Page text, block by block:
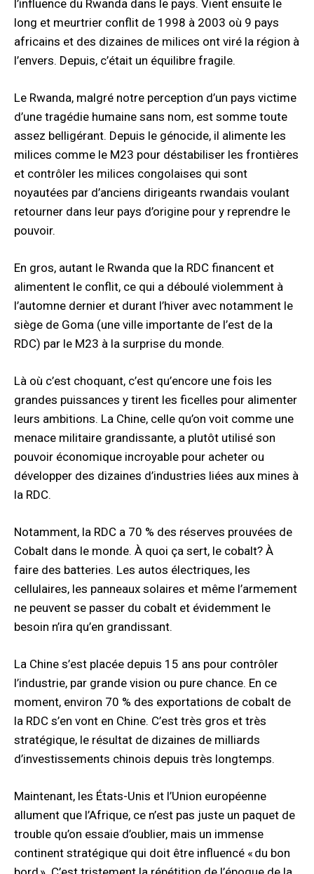
l’influence du Rwanda dans le pays. Vient ensuite le
long et meurtrier conflit de 1998 à 2003 où 9 pays
africains et des dizaines de milices ont viré la région à
l’envers. Depuis, c’était un équilibre fragile.
Le Rwanda, malgré notre perception d’un pays victime
d’une tragédie humaine sans nom, est somme toute
assez belligérant. Depuis le génocide, il alimente les
milices comme le M23 pour déstabiliser les frontières
et contrôler les milices congolaises qui sont
noyautées par d’anciens dirigeants rwandais voulant
retourner dans leur pays d’origine pour y reprendre le
pouvoir.
En gros, autant le Rwanda que la RDC financent et
alimentent le conflit, ce qui a déboulé violemment à
l’automne dernier et durant l’hiver avec notamment le
siège de Goma (une ville importante de l’est de la
RDC) par le M23 à la surprise du monde.
Là où c’est choquant, c’est qu’encore une fois les
grandes puissances y tirent les ficelles pour alimenter
leurs ambitions. La Chine, celle qu’on voit comme une
menace militaire grandissante, a plutôt utilisé son
pouvoir économique incroyable pour acheter ou
développer des dizaines d’industries liées aux mines à
la RDC.
Notamment, la RDC a 70 % des réserves prouvées de
Cobalt dans le monde. À quoi ça sert, le cobalt? À
faire des batteries. Les autos électriques, les
cellulaires, les panneaux solaires et même l’armement
ne peuvent se passer du cobalt et évidemment le
besoin n’ira qu’en grandissant.
La Chine s’est placée depuis 15 ans pour contrôler
l’industrie, par grande vision ou pure chance. En ce
moment, environ 70 % des exportations de cobalt de
la RDC s’en vont en Chine. C’est très gros et très
stratégique, le résultat de dizaines de milliards
d’investissements chinois depuis très longtemps.
Maintenant, les États-Unis et l’Union européenne
allument que l’Afrique, ce n’est pas juste un paquet de
trouble qu’on essaie d’oublier, mais un immense
continent stratégique qui doit être influencé « du bon